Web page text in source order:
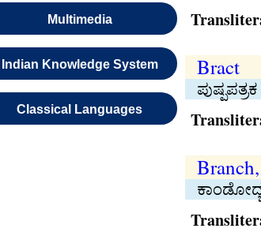
Multimedia
Indian Knowledge System
Classical Languages
Bract
ಪುಷ್ಪಪತ್ರಕ